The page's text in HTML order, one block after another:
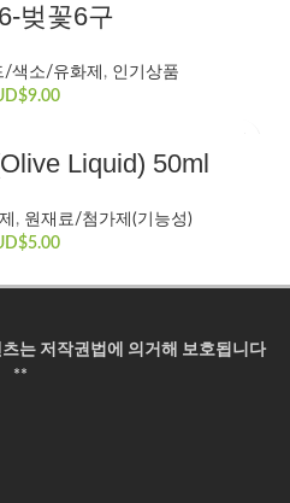
벚꽃6구
/색소/유화제 , 인기상품
9.00
Liquid) 50ml
, 원재료/첨가제(기능성)
5.00
는 저작권법에 의거해 보호됩니다
**